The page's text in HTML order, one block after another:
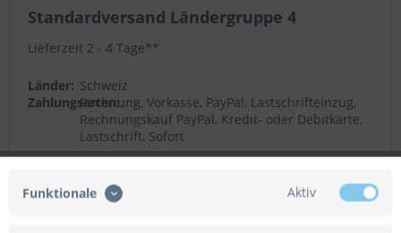
Standardversand Ländergruppe 4
Lieferzeit 2 - 4 Tage**
Länder: Schweiz
Zahlungsarten:Rechnung, Vorkasse, PayPal, Lastschrifteinzug,
Rechnungskauf PayPal, Kredit- oder Debitkarte,
Lastschrift, Sofort
ab 0 kg
Funktionale Aktiv